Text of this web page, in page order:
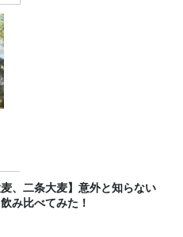
麦、二条大麦】意外と知らない
飲み比べてみた！